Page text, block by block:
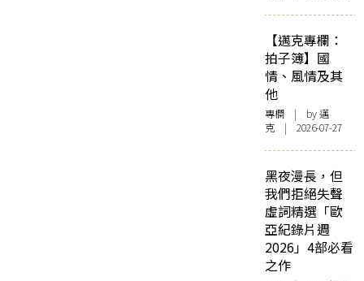
【邁克專欄：
拍子簿】國
情、風情及其
他
專欄 | by邁
克 | 2026-07-27
黑夜漫長，但
我們拒絕失聲
虛詞精選「歐
亞紀錄片週
2026」4部必看
之作